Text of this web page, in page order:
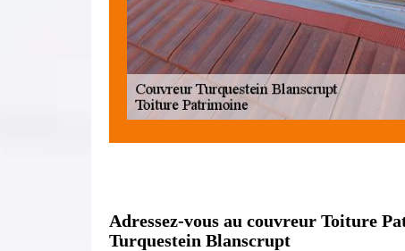
Adressez-vous au couvreur Toiture
Turquestein Blanscrupt